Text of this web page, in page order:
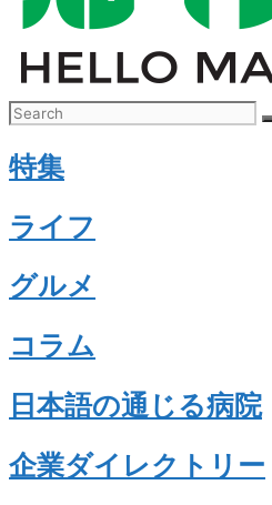
特集
ライフ
グルメ
コラム
日本語の通じる病院
企業ダイレクトリー